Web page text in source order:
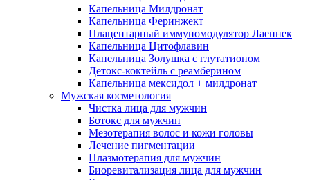
Капельница Милдронат
Капельница Феринжект
Плацентарный иммуномодулятор Лаеннек
Капельница Цитофлавин
Капельница Золушка с глутатионом
Детокс-коктейль с реамберином
Капельница мексидол + милдронат
Мужская косметология
Чистка лица для мужчин
Ботокс для мужчин
Мезотерапия волос и кожи головы
Лечение пигментации
Плазмотерапия для мужчин
Биоревитализация лица для мужчин